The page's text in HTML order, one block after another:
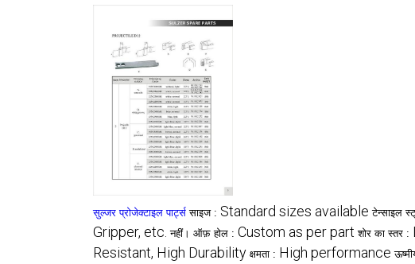
सुल्जर प्रोजेक्टाइल पार्ट्स साइज : Standard sizes available टेन्साइल
Gripper, etc. नहीं। ऑफ़ होल : Custom as per part शोर का स्तर :
Resistant, High Durability क्षमता : High performance